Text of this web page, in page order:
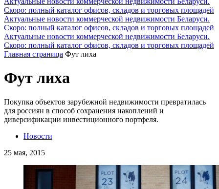
Скоро: полный каталог офисов, складов и торговых площадей
Актуальные новости коммерческой недвижимости Беларуси.
Скоро: полный каталог офисов, складов и торговых площадей
Актуальные новости коммерческой недвижимости Беларуси.
Скоро: полный каталог офисов, складов и торговых площадей
Главная страница Фут лиха
Фут лиха
Покупка объектов зарубежной недвижимости превратилась
для россиян в способ сохранения накоплений и
диверсификации инвестиционного портфеля.
Новости
25 мая, 2015